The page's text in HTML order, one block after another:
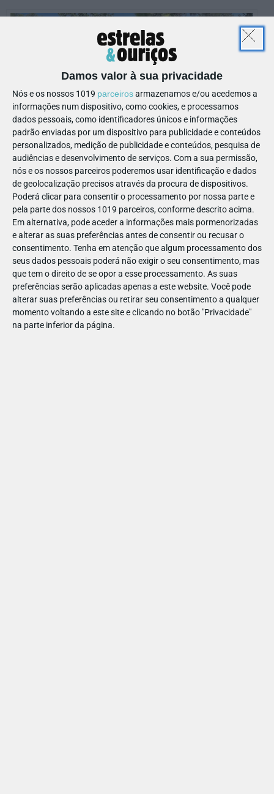
Damos valor à sua privacidade
Nós e os nossos 1019 parceirosarmazenamos e/ou acedemos a
informações num dispositivo, como cookies, e processamos
dados pessoais, como identificadores únicos e informações
padrão enviadas por um dispositivo para publicidade e conteúdos
personalizados, medição de publicidade e conteúdos, pesquisa de
audiências e desenvolvimento de serviços. Com a sua permissão,
nós e os nossos parceiros poderemos usar identificação e dados
de geolocalização precisos através da procura de dispositivos.
Poderá clicar para consentir o processamento por nossa parte e
pela parte dos nossos 1019 parceiros, conforme descrito acima.
Em alternativa, pode aceder a informações mais pormenorizadas
e alterar as suas preferências antes de consentir ou recusar o
consentimento. Tenha em atenção que algum processamento dos
seus dados pessoais poderá não exigir o seu consentimento, mas
que tem o direito de se opor a esse processamento. As suas
preferências serão aplicadas apenas a este website. Você pode
alterar suas preferências ou retirar seu consentimento a qualquer
momento voltando a este site e clicando no botão "Privacidade"
na parte inferior da página.
Parque da Mina, que as crianças vão adorar
Roteiro que faz bem ao corpo e à
alma!
E porque descanso também faz parte da viagem, recupere as
energias na
Quinta da Idalina(com piscina e animais), na
Quinta do Tempo (quinta agrícola cheia de árvores de fruto)
ou noMonchique Resort & Spa(que tem Kids Club e
atividades para toda a família).
E já agora, não deixe de passear pela vila – entre ruas